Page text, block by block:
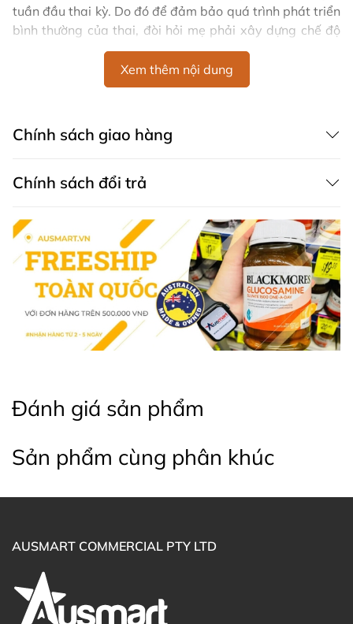
tuần đầu thai kỳ. Do đó để đảm bảo quá trình phát triển
bình thường của thai, đòi hỏi mẹ phải xây dựng chế độ
dinh dưỡng đặc biệt bao gồm bổ sungvitamin tổng hợp
và mất nhiều thời gian. Hơn nữa, khi mang thai rất khó
ốm nghén, dưỡng chất bị mất đi sau khi chế biến hay mẹ
không ăn được đa dạng thực phẩm.
Đó là lý do vì sao các chuyên gia khuyến cáo nên dùng
sản phẩm bổ sung, bắt đầu từ một tháng trước khi muốn
có thai để sẵn sàng một cơ thể khỏe mạnh giúp việc
nuôi dưỡng thai nhi tốt hơn.
Xem thêm nội dung
Chính sách giao hàng
Chính sách đổi trả
Đánh giá sản phẩm
Sản phẩm cùng phân khúc
AUSMART COMMERCIAL PTY LTD